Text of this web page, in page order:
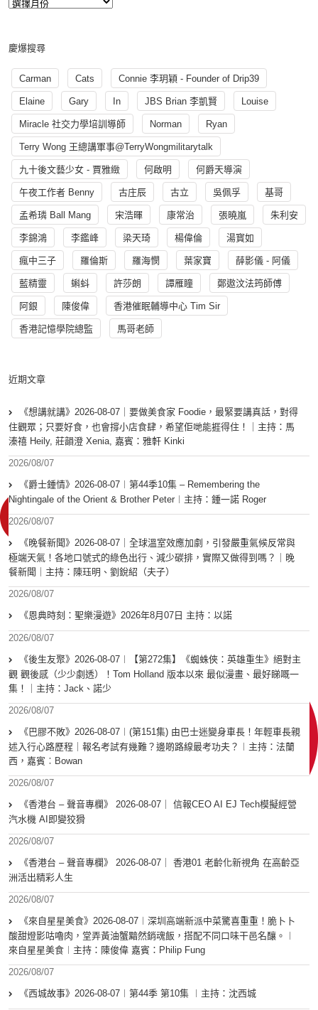
慶爆搜尋
Carman Cats Connie 李玥穎 - Founder of Drip39
Elaine Gary In JBS Brian 李凱賢 Louise
Miracle 社交力學培訓導師 Norman Ryan
Terry Wong 王總講軍事@TerryWongmilitarytalk
九十後文藝少女 - 賈雅緻 何啟明 何爵天導演
午夜工作者 Benny 古庄辰 古立 吳佩孚 基哥
孟希璘 Ball Mang 宋浩暉 康常治 張曉嵐 朱利安
李錦鴻 李鑑峰 梁天琦 楊偉倫 湯寳如
瘋中三子 羅倫斯 羅海憫 葉家寶 薛影儀 - 阿儀
藍精靈 蝌蚪 許莎朗 譚雁瞳 鄭遨汶法筠師傅
阿銀 陳俊偉 香港催眠輔導中心 Tim Sir
香港記憶學院總監 馬哥老師
近期文章
《想講就講》2026-08-07｜要做美食家 Foodie，最緊要講真話，對得
住觀眾；只要好食，也會撐小店食肆，希望佢哋能捱得住！｜主持：馬
溱禧 Heily, 莊韻澄 Xenia, 嘉賓：雅軒 Kinki
2026/08/07
《爵士鍾情》2026-08-07︱第44季10集 – Remembering the
Nightingale of the Orient & Brother Peter︱主持：鍾一諾 Roger
2026/08/07
《晚餐新聞》2026-08-07｜全球溫室效應加劇，引發嚴重氣候反常與
極端天氣！各地口號式的綠色出行、減少碳排，實際又做得到嗎？｜晚
餐新聞｜主持：陳珏明、劉銳紹（夫子）
2026/08/07
《恩典時刻：聖樂漫遊》2026年8月07日 主持：以諾
2026/08/07
《後生友聚》2026-08-07︱【第272集】《蜘蛛俠：英雄重生》絕對主
觀 觀後感（少少劇透）！Tom Holland 版本以來 最似漫畫、最好睇嘅一
集！｜主持：Jack、諾少
2026/08/07
《巴膠不敗》2026-08-07︱(第151集) 由巴士迷變身車長！年輕車長親
述入行心路歷程｜報名考試有幾難？邊啲路線最考功夫？︱主持：法蘭
西，嘉賓︰Bowan
2026/08/07
《香港台 – 聲音專欄》 2026-08-07｜ 信報CEO AI EJ Tech模擬經營
汽水機 AI即變狡猾
2026/08/07
《香港台 – 聲音專欄》 2026-08-07｜ 香港01 老齡化新視角 在高齡亞
洲活出精彩人生
2026/08/07
《來自星星美食》2026-08-07︱深圳高端新派中菜驚喜重重！脆卜卜
酸甜燈影咕嚕肉，堂弄黃油蟹黯然銷魂飯，搭配不同口味干邑名釀。︱
來自星星美食︱主持：陳俊偉 嘉賓：Philip Fung
2026/08/07
《西城故事》2026-08-07︱第44季 第10集 ︱主持：沈西城